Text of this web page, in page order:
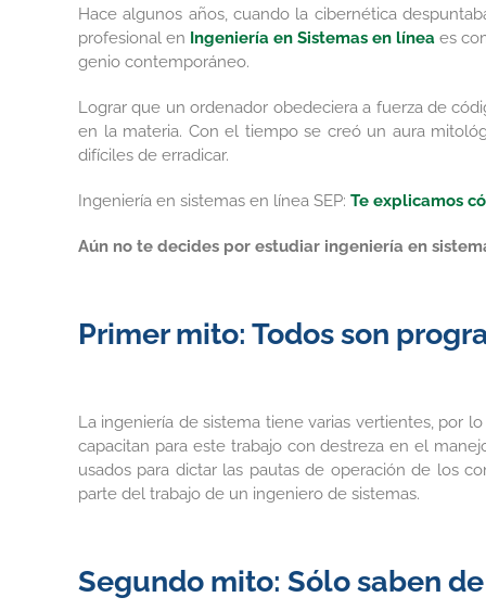
Hace algunos años, cuando la cibernética
profesional en Ingeniería en Sistemas en línea es
genio contemporáneo.
Lograr que un ordenador obedeciera a fuerza de
en la materia. Con el tiempo se creó un aura
difíciles de erradicar.
Ingeniería en sistemas en línea SEP: Te explicamos
Aún no te decides por estudiar ingeniería en
Primer mito: Todos son
La ingeniería de sistema tiene varias vertientes, por
capacitan para este trabajo con destreza en el
usados para dictar las pautas de operación de los
parte del trabajo de un ingeniero de sistemas.
Segundo mito: Sólo saben